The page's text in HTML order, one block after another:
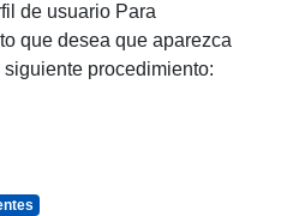
de usuario Para
que desea que aparezca
procedimiento: